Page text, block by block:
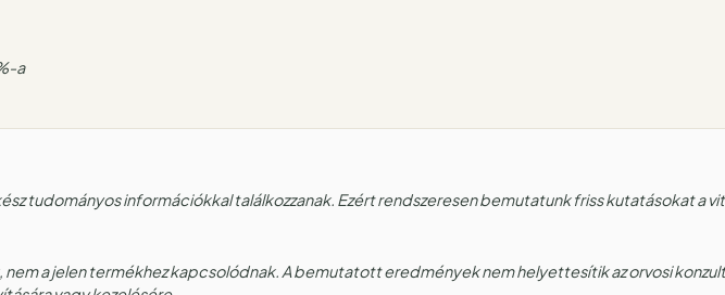
a
tudományos információkkal találkozzanak. Ezért rendszeresen bemutatunk friss kutatásokat a
a jelen termékhez kapcsolódnak. A bemutatott eredmények nem helyettesítik az orvosi